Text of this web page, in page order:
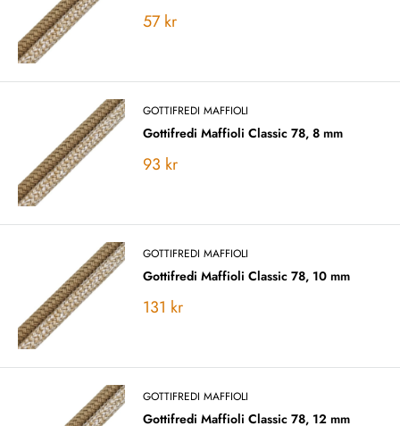
Vårt
57 kr
GOTTIFREDI MAFFIOLI
Gottifredi Maffioli Classic 78, 8 mm
Vårt
93 kr
GOTTIFREDI MAFFIOLI
Gottifredi Maffioli Classic 78, 10 mm
Vårt
131 kr
GOTTIFREDI MAFFIOLI
Gottifredi Maffioli Classic 78, 12 mm